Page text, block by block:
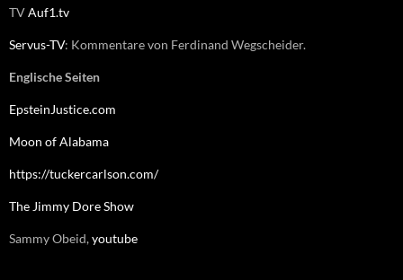
TVAuf1.tv
Servus-TV: Kommentare von Ferdinand Wegscheider.
Englische Seiten
EpsteinJustice.com
Moon of Alabama
https://tuckercarlson.com/
The Jimmy Dore Show
Sammy Obeid,youtube